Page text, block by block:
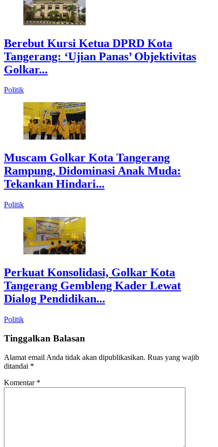
Berebut Kursi Ketua DPRD Kota
Tangerang: ‘Ujian Panas’ Objektivitas
Golkar...
Politik
Muscam Golkar Kota Tangerang
Rampung, Didominasi Anak Muda:
Tekankan Hindari...
Politik
Perkuat Konsolidasi, Golkar Kota
Tangerang Gembleng Kader Lewat
Dialog Pendidikan...
Politik
Tinggalkan Balasan
Alamat email Anda tidak akan dipublikasikan. Ruas yang wajib
ditandai *
Komentar *